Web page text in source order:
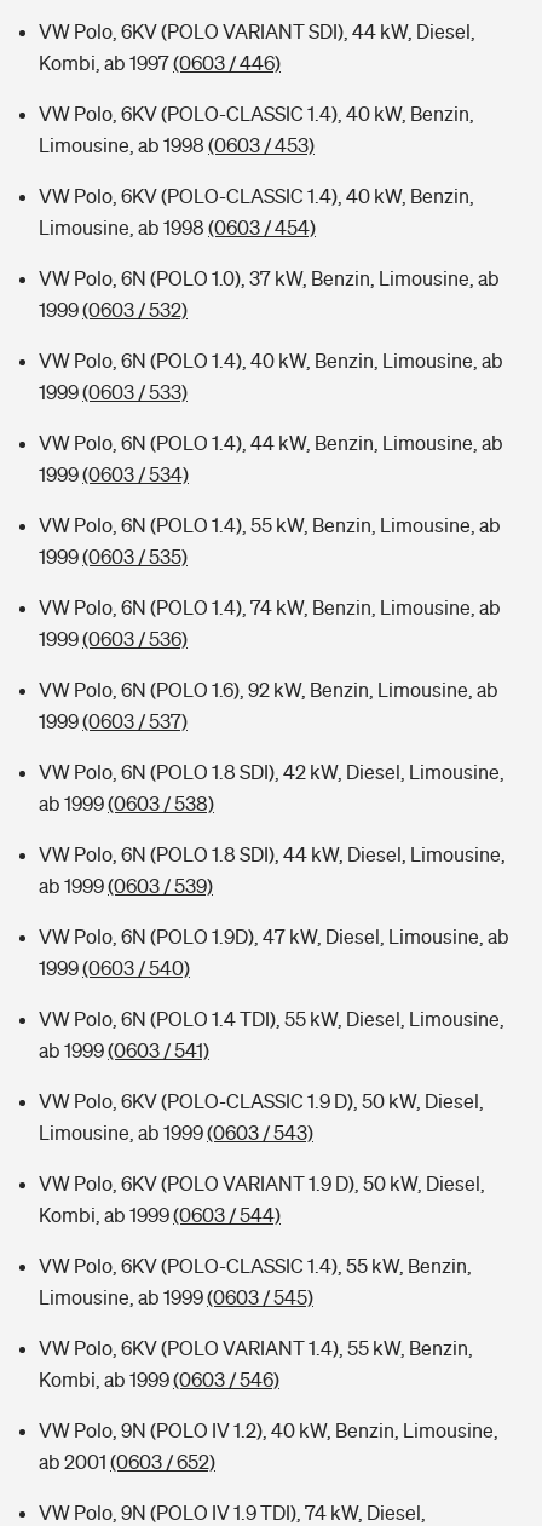
VW Polo, 6KV (POLO VARIANT SDI), 44 kW, Diesel,
Kombi, ab 1997(0603 / 446)
VW Polo, 6KV (POLO-CLASSIC 1.4), 40 kW, Benzin,
Limousine, ab 1998 (0603 / 453)
VW Polo, 6KV (POLO-CLASSIC 1.4), 40 kW, Benzin,
Limousine, ab 1998 (0603 / 454)
VW Polo, 6N (POLO 1.0), 37 kW, Benzin, Limousine, ab
1999(0603 / 532)
VW Polo, 6N (POLO 1.4), 40 kW, Benzin, Limousine, ab
1999(0603 / 533)
VW Polo, 6N (POLO 1.4), 44 kW, Benzin, Limousine, ab
1999(0603 / 534)
VW Polo, 6N (POLO 1.4), 55 kW, Benzin, Limousine, ab
1999(0603 / 535)
VW Polo, 6N (POLO 1.4), 74 kW, Benzin, Limousine, ab
1999(0603 / 536)
VW Polo, 6N (POLO 1.6), 92 kW, Benzin, Limousine, ab
1999(0603 / 537)
VW Polo, 6N (POLO 1.8 SDI), 42 kW, Diesel, Limousine,
ab 1999(0603 / 538)
VW Polo, 6N (POLO 1.8 SDI), 44 kW, Diesel, Limousine,
ab 1999(0603 / 539)
VW Polo, 6N (POLO 1.9D), 47 kW, Diesel, Limousine, ab
1999(0603 / 540)
VW Polo, 6N (POLO 1.4 TDI), 55 kW, Diesel, Limousine,
ab 1999(0603 / 541)
VW Polo, 6KV (POLO-CLASSIC 1.9 D), 50 kW, Diesel,
Limousine, ab 1999(0603 / 543)
VW Polo, 6KV (POLO VARIANT 1.9 D), 50 kW, Diesel,
Kombi, ab 1999(0603 / 544)
VW Polo, 6KV (POLO-CLASSIC 1.4), 55 kW, Benzin,
Limousine, ab 1999(0603 / 545)
VW Polo, 6KV (POLO VARIANT 1.4), 55 kW, Benzin,
Kombi, ab 1999(0603 / 546)
VW Polo, 9N (POLO IV 1.2), 40 kW, Benzin, Limousine,
ab 2001 (0603 / 652)
VW Polo, 9N (POLO IV 1.9 TDI), 74 kW, Diesel,